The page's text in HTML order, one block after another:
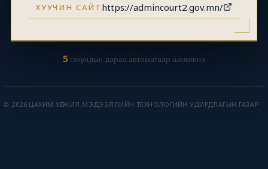
ХУУЧИН САЙТ https://admincourt2.gov.mn/
5 секундын дараа автоматаар шилжинэ
© 2026 ЦАХИМ ХӨГЖИЛ,МЭДЭЭЛЛИЙН ТЕХНОЛОГИЙН УДИРДЛАГЫН ГАЗАР